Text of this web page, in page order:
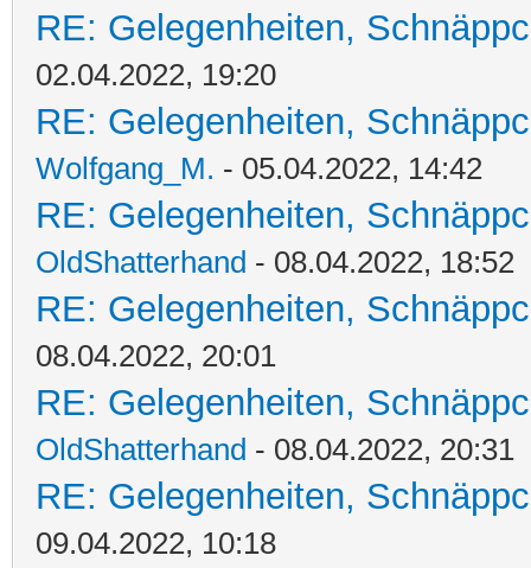
RE: Gelegenheiten,
02.04.2022, 19:20
RE: Gelegenheiten,
Wolfgang_M. - 05.04.2022, 14:42
RE: Gelegenheiten,
OldShatterhand - 08.04.2022, 18:52
RE: Gelegenheiten,
08.04.2022, 20:01
RE: Gelegenheiten,
OldShatterhand - 08.04.2022, 20:31
RE: Gelegenheiten,
09.04.2022, 10:18